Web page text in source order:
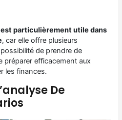
particulièrement utile dans
, car elle offre plusieurs
de prendre de
préparer efficacement aux
les finances.
De